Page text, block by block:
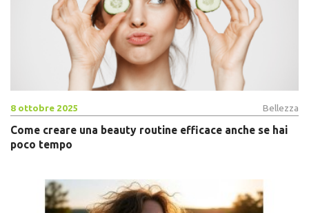
8 ottobre 2025 Bellezza
Come creare una beauty routine efficace anche se hai
poco tempo